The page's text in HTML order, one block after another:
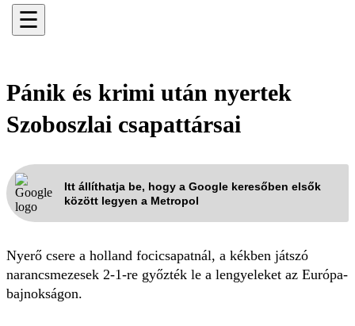
☰
Pánik és krimi után nyertek
Szoboszlai csapattársai
Itt állíthatja be, hogy a Google keresőben elsők
között legyen a Metropol
Nyerő csere a holland focicsapatnál, a kékben játszó
narancsmezesek 2-1-re győzték le a lengyeleket az Európa-
bajnokságon.